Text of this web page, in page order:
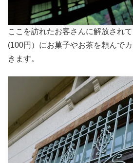
ここを訪れたお客さんに解放され
(100円）にお菓子やお茶を頼んで
きます。